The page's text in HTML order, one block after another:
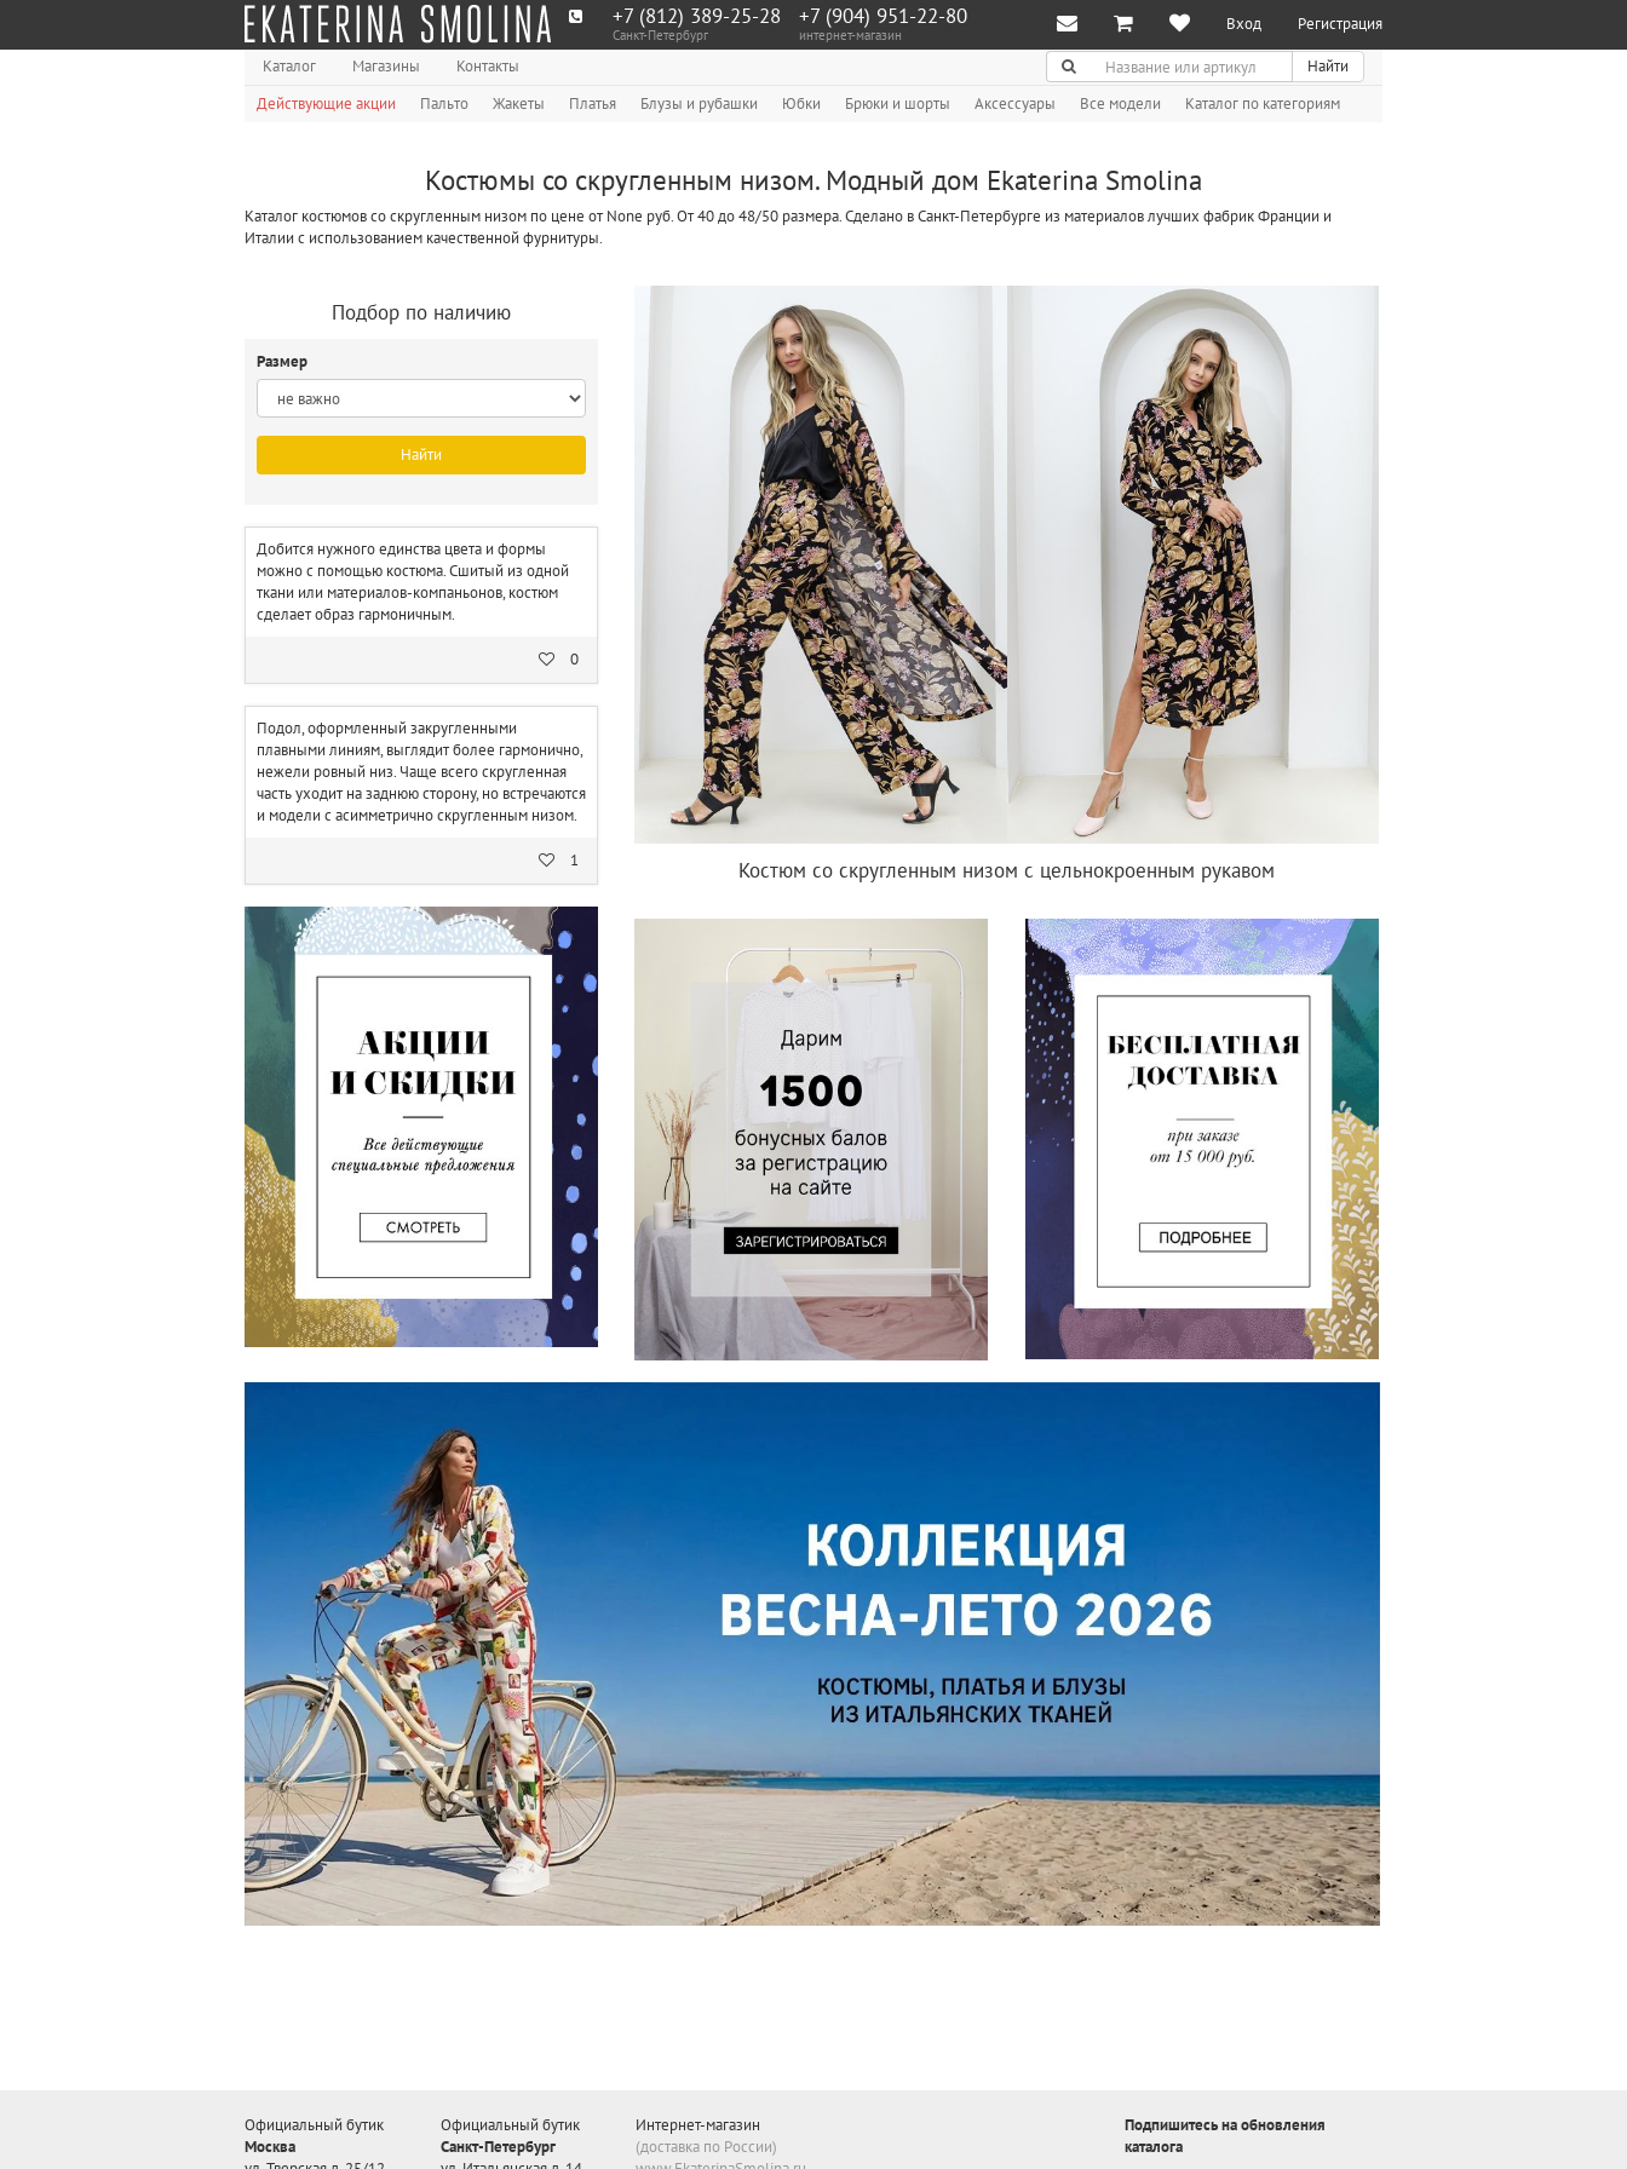
+7 (812) 389-25-28
Санкт-Петербург
+7 (904) 951‑22‑80
интернет-магазин
Вход Регистрация
Каталог Магазины Контакты Поиск
Найти
Действующие акции
Пальто Жакеты Платья Блузы и рубашки Юбки Брюки и шорты Аксессуары Все модели Каталог по категориям
Костюмы со скругленным низом. Модный дом Ekaterina Smolina
Каталог костюмов со скругленным низом по цене от None руб. От 40 до 48/50 размера. Сделано в Санкт-Петербурге из материалов лучших фабрик Франции и
Италии с использованием качественной фурнитуры.
Подбор по наличию
Размер
Костюм со скругленным низом с цельнокроенным рукавом
Добится нужного единства цвета и формы
можно с помощью костюма. Сшитый из одной
ткани или материалов-компаньонов, костюм
сделает образ гармоничным.
0
Подол, оформленный закругленными
плавными линиям, выглядит более гармонично,
нежели ровный низ. Чаще всего скругленная
часть уходит на заднюю сторону, но встречаются
и модели с асимметрично скругленным низом.
1
Официальный бутик
Москва
Официальный бутик
Санкт-Петербург
Интернет-магазин
(доставка по России)
Подпишитесь на обновления
каталога